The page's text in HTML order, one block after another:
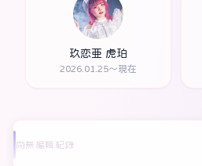
玖恋亜 虎珀
2026.01.25～現在
尚無編輯紀錄